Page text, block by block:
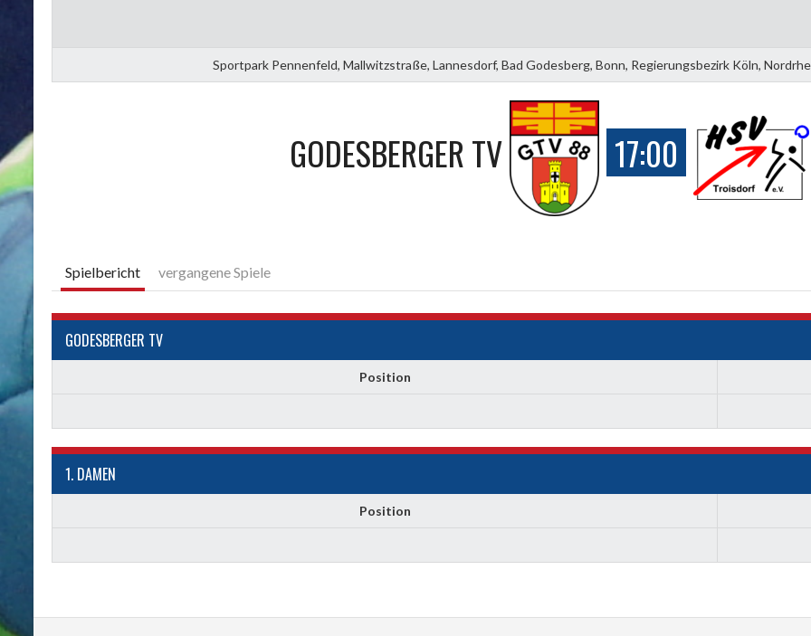
Sportpark Pennenfeld, Mallwitzstraße, Lannesdorf, Bad Godesberg, Bonn, Regierungsbezirk Köln,
GODESBERGER TV 17:00
Spielbericht vergangene Spiele
GODESBERGER TV
Position
1. DAMEN
Position